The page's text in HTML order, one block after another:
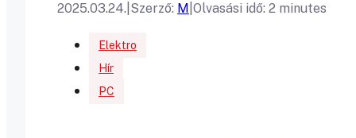
2025.03.24. Szerző: M Olvasási idő: 2 minutes
Elektro
Hír
PC